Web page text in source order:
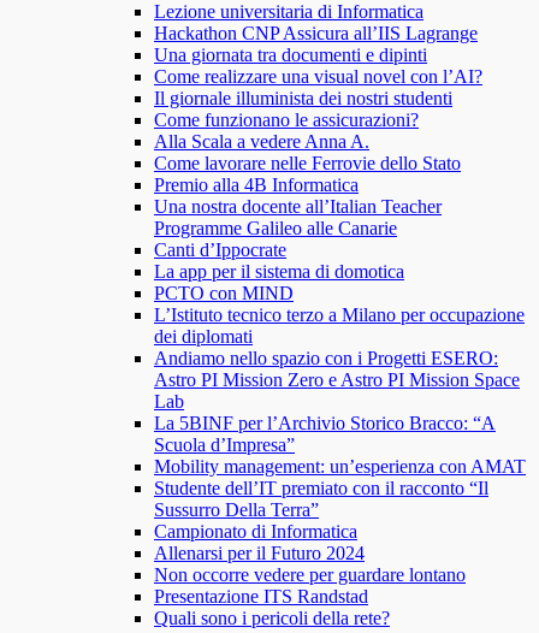
Lezione universitaria di Informatica
Hackathon CNP Assicura all’IIS Lagrange
Una giornata tra documenti e dipinti
Come realizzare una visual novel con l’AI?
Il giornale illuminista dei nostri studenti
Come funzionano le assicurazioni?
Alla Scala a vedere Anna A.
Come lavorare nelle Ferrovie dello Stato
Premio alla 4B Informatica
Una nostra docente all’Italian Teacher
Programme Galileo alle Canarie
Canti d’Ippocrate
La app per il sistema di domotica
PCTO con MIND
L’Istituto tecnico terzo a Milano per occupazione
dei diplomati
Andiamo nello spazio con i Progetti ESERO:
Astro PI Mission Zero e Astro PI Mission Space
Lab
La 5BINF per l’Archivio Storico Bracco: “A
Scuola d’Impresa”
Mobility management: un’esperienza con AMAT
Studente dell’IT premiato con il racconto “Il
Sussurro Della Terra”
Campionato di Informatica
Allenarsi per il Futuro 2024
Non occorre vedere per guardare lontano
Presentazione ITS Randstad
Quali sono i pericoli della rete?